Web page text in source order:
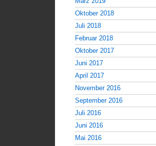
Oktober 2018
Juli 2018
Februar 2018
Oktober 2017
Juni 2017
April 2017
November 2016
September 2016
Juli 2016
Juni 2016
Mai 2016